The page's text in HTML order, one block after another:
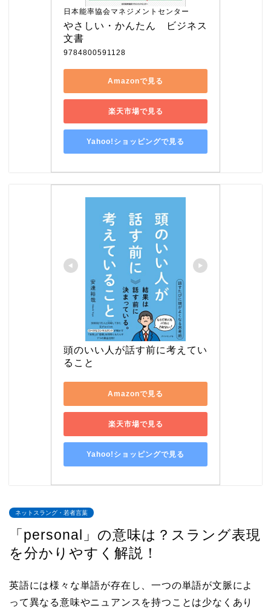
日本能率協会マネジメントセンター
やさしい・かんたん　ビジネス
文書
9784800591128
Amazonで見る
楽天市場で見る
Yahoo!ショッピングで見る
頭のいい人が話す前に考えてい
ること
Amazonで見る
楽天市場で見る
Yahoo!ショッピングで見る
ネットスラング・若者言葉
「personal」の意味は？スラング表現
を分かりやすく解説！
英語には様々な単語が存在し、一つの単語が文脈によ
って異なる意味やニュアンスを持つことは少なくあり